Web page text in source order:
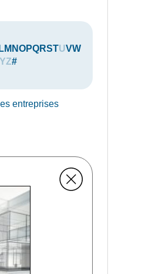
LM NOPQRSTUVW
YZ#
entreprises